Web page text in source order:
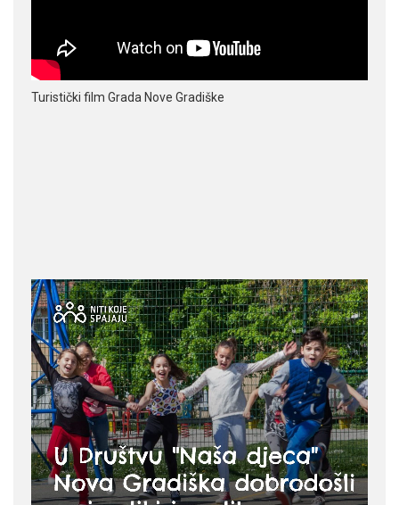
Turistički film Grada Nove Gradiške